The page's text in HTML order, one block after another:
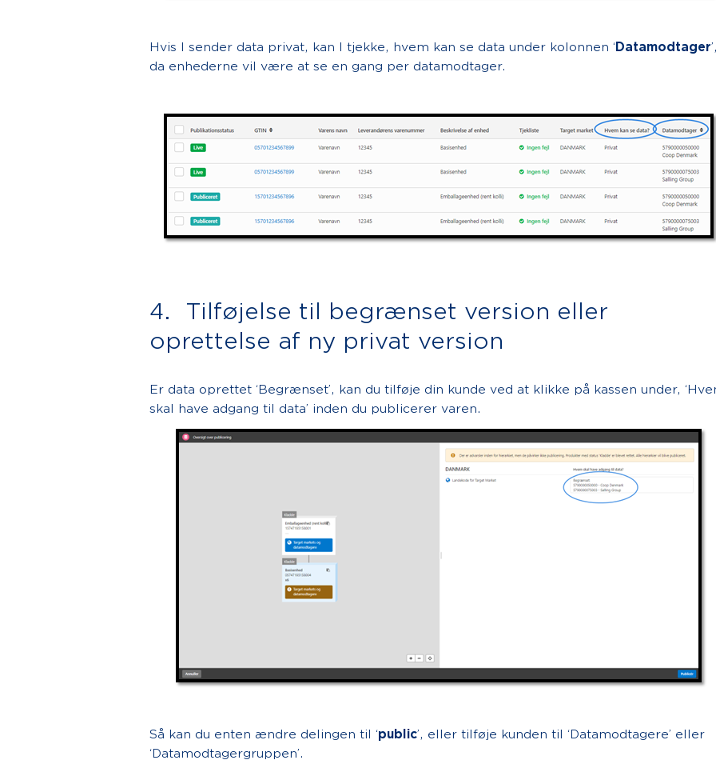
Hvis I sender data privat, kan I tjekke, hvem kan se data under kolonnen ‘Datamodtager
da enhederne vil være at se en gang per datamodtager.
4. Tilføjelse til begrænset version eller
oprettelse af ny privat version
Er data oprettet ‘Begrænset’, kan du tilføje din kunde ved at klikke på kassen under,
skal have adgang til data’ inden du publicerer varen.
Så kan du enten ændre delingen til ‘public’, eller tilføje kunden til ‘Datamodtagere’ eller
‘Datamodtagergruppen’.